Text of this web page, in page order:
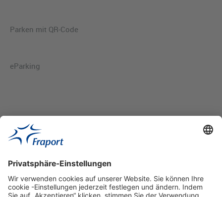
Parken mit QR-Code
eParking